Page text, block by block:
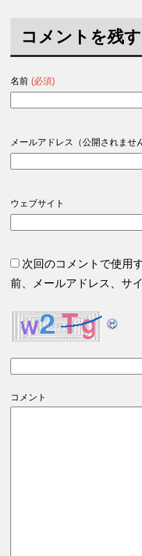
コメントを残す
名前 (必須)
メールアドレス（公開されませ
ウェブサイト
次回のコメントで使用
前、メールアドレス、サ
コメント